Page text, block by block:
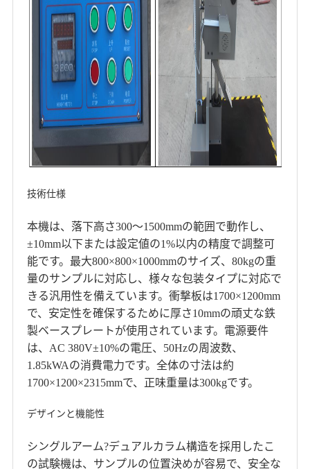
技術仕様
本機は、落下高さ300～1500mmの範囲で動作し、
±10mm以下または設定値の1%以内の精度で調整可
能です。最大800×800×1000mmのサイズ、80kgの重
量のサンプルに対応し、様々な包装タイプに対応で
きる汎用性を備えています。衝撃板は1700×1200mm
で、安定性を確保するために厚さ10mmの頑丈な鉄
製ベースプレートが使用されています。電源要件
は、AC 380V±10%の電圧、50Hzの周波数、
1.85kWAの消費電力です。全体の寸法は約
1700×1200×2315mmで、正味重量は300kgです。
デザインと機能性
シングルアーム?デュアルカラム構造を採用したこ
の試験機は、サンプルの位置決めが容易で、安全な